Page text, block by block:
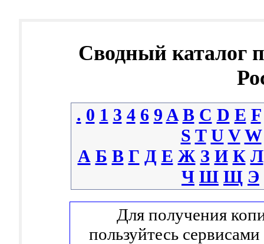
Сводный каталог
. 0 1 3 4 6 9 A B C D E F
S T U V W
А Б В Г Д Е Ж З И К Л
Ч Ш Щ Э
Для получения
пользуйтесь сервисами